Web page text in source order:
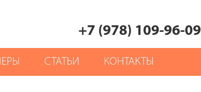
+7 (978) 109-96-09
СТАТЬИ КОНТАКТЫ